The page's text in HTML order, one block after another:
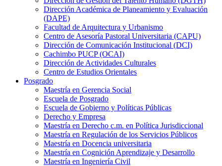
Dirección Académica de Planeamiento y Evaluación
(DAPE)
Facultad de Arquitectura y Urbanismo
Centro de Asesoría Pastoral Universitaria (CAPU)
Dirección de Comunicación Institucional (DCI)
Cachimbo PUCP (OCAI)
Dirección de Actividades Culturales
Centro de Estudios Orientales
Posgrado
Maestría en Gerencia Social
Escuela de Posgrado
Escuela de Gobierno y Políticas Públicas
Derecho y Empresa
Maestría en Derecho c.m. en Política Jurisdiccional
Maestría en Regulación de los Servicios Públicos
Maestría en Docencia universitaria
Maestría en Cognición Aprendizaje y Desarrollo
Maestría en Ingeniería Civil